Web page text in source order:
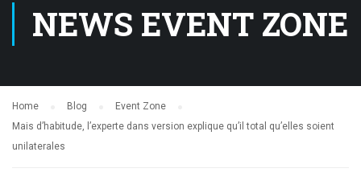
NEWS EVENT ZONE
Home Blog
Event Zone
Mais d’habitude, l’experte dans version explique qu’il total qu’elles soient
unilaterales